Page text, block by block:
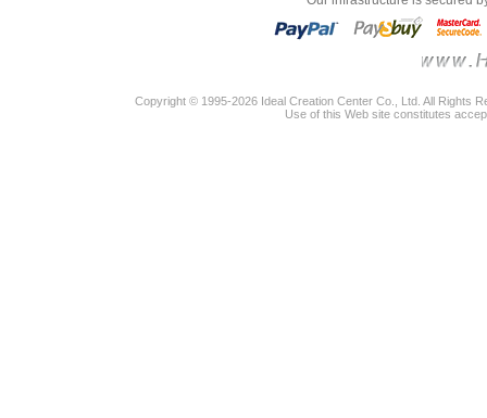
Copyright © 1995-2026 Ideal Creation Center Co., Ltd. All Rights
Use of this Web site constitutes